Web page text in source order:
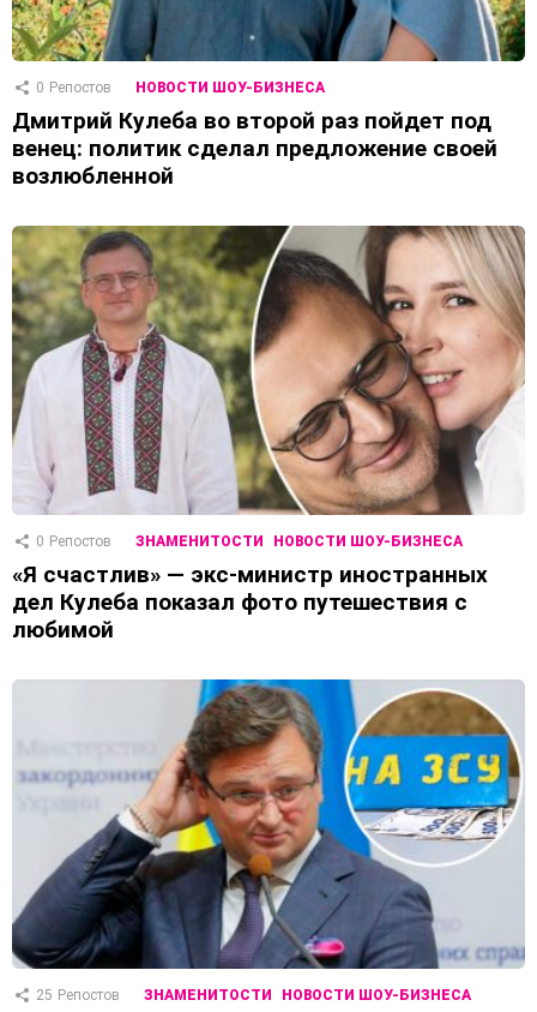
0 Репостов НОВОСТИ ШОУ-БИЗНЕСА
Дмитрий Кулеба во второй раз пойдет под
венец: политик сделал предложение своей
возлюбленной
0 Репостов ЗНАМЕНИТОСТИ НОВОСТИ ШОУ-БИЗНЕСА
«Я счастлив» — экс-министр иностранных
дел Кулеба показал фото путешествия с
любимой
25 Репостов ЗНАМЕНИТОСТИ НОВОСТИ ШОУ-БИЗНЕСА